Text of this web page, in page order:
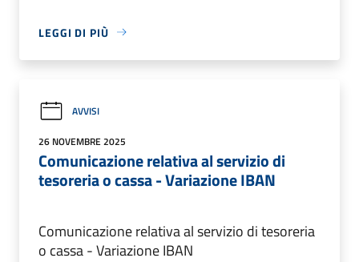
LEGGI DI PIÙ
AVVISI
26 NOVEMBRE 2025
Comunicazione relativa al servizio di
tesoreria o cassa - Variazione IBAN
Comunicazione relativa al servizio di tesoreria
o cassa - Variazione IBAN